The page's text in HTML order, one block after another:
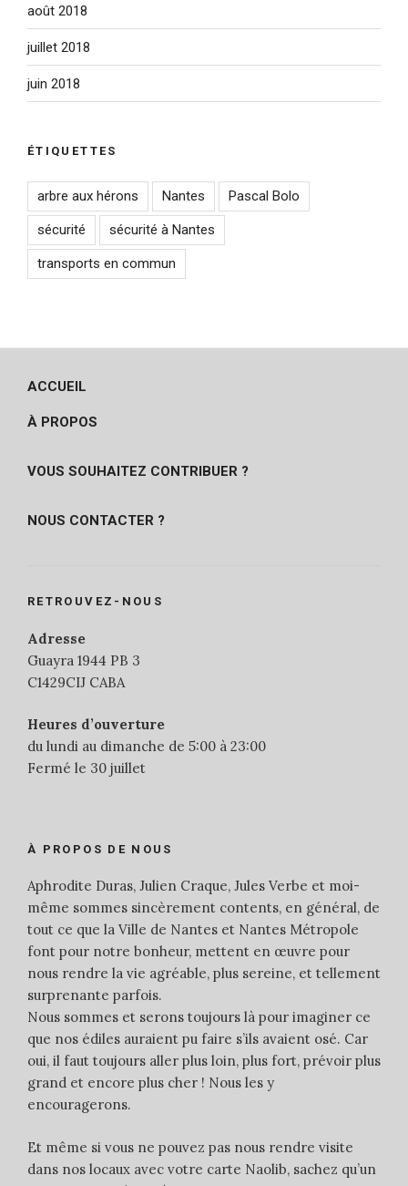
août 2018
juillet 2018
juin 2018
ÉTIQUETTES
arbre aux hérons Nantes Pascal Bolo
sécurité sécurité à Nantes
transports en commun
ACCUEIL
À PROPOS
VOUS SOUHAITEZ CONTRIBUER ?
NOUS CONTACTER ?
RETROUVEZ-NOUS
Adresse
Guayra 1944 PB 3
C1429CIJ CABA
Heures d’ouverture
du lundi au dimanche de 5:00 à 23:00
Fermé le 30 juillet
À PROPOS DE NOUS
Aphrodite Duras, Julien Craque, Jules Verbe et moi-
même sommes sincèrement contents, en général, de
tout ce que la Ville de Nantes et Nantes Métropole
font pour notre bonheur, mettent en œuvre pour
nous rendre la vie agréable, plus sereine, et tellement
surprenante parfois.
Nous sommes et serons toujours là pour imaginer ce
que nos édiles auraient pu faire s’ils avaient osé. Car
oui, il faut toujours aller plus loin, plus fort, prévoir plus
grand et encore plus cher ! Nous les y
encouragerons.
Et même si vous ne pouvez pas nous rendre visite
dans nos locaux avec votre carte Naolib, sachez qu’un